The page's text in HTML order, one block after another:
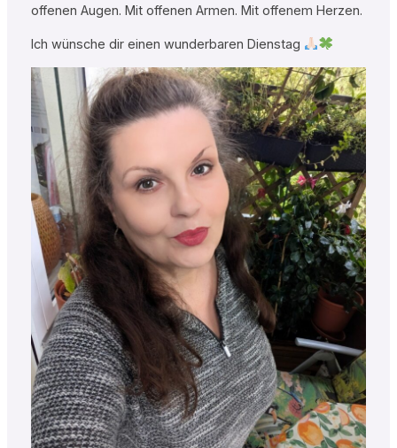
offenen Augen. Mit offenen Armen. Mit offenem Herzen.
Ich wünsche dir einen wunderbaren Dienstag